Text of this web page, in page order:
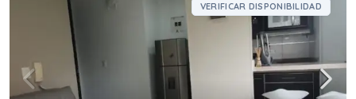
VERIFICAR DISPONIBILIDAD